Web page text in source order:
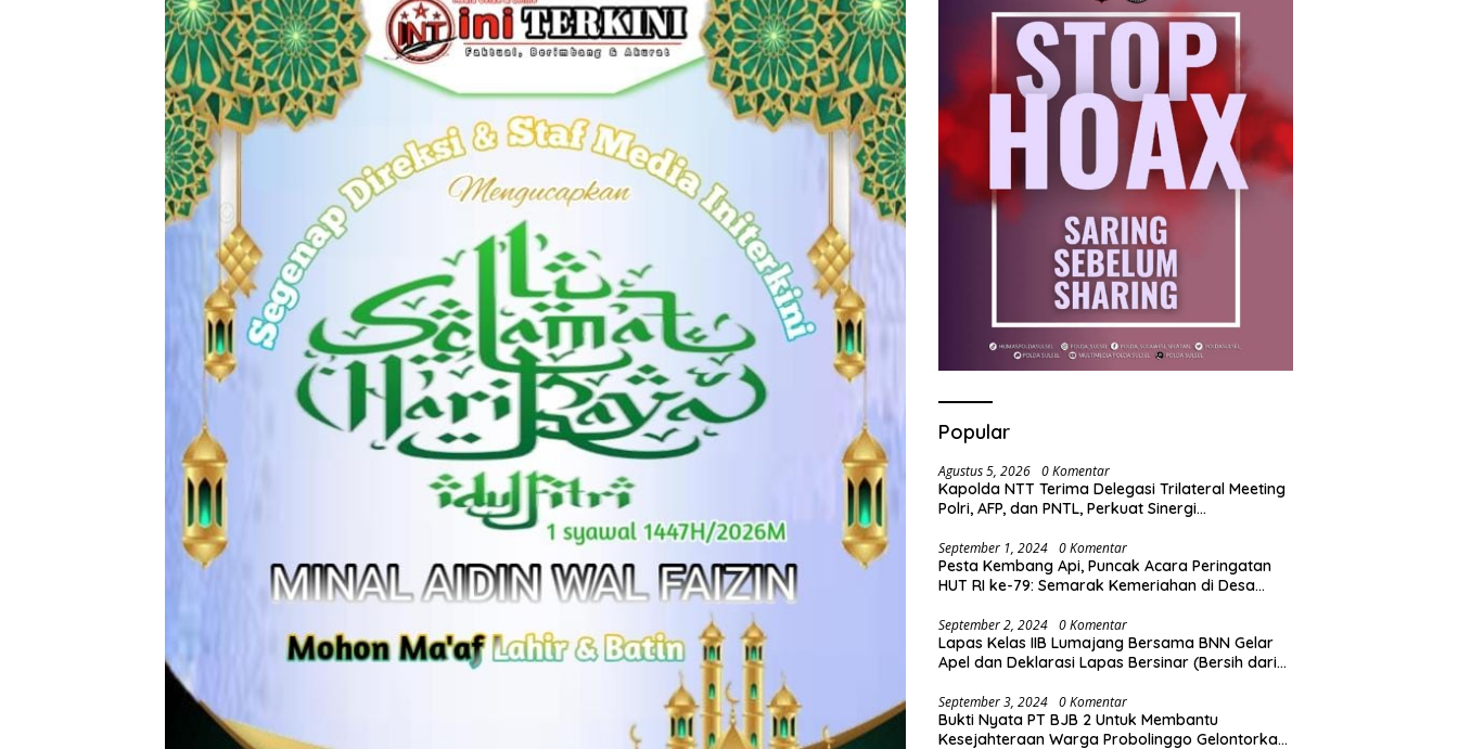
Popular
Agustus 5, 2026 0 Komentar
Kapolda NTT Terima Delegasi Trilateral Meeting
Polri, AFP, dan PNTL, Perkuat Sinergi
September 1, 2024 0 Komentar
Pesta Kembang Api, Puncak Acara Peringatan
HUT RI ke-79: Semarak Kemeriahan di Desa
September 2, 2024 0 Komentar
Lapas Kelas IIB Lumajang Bersama BNN Gelar
Apel dan Deklarasi Lapas Bersinar (Bersih dari
September 3, 2024 0 Komentar
Bukti Nyata PT BJB 2 Untuk Membantu
Kesejahteraan Warga Probolinggo Gelontorkan